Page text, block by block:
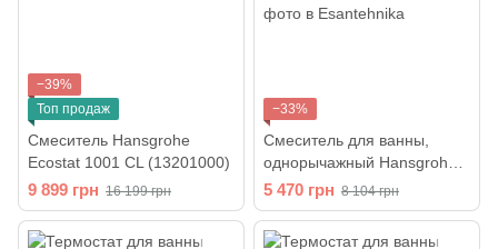
−39%
Топ продаж
Смеситель Hansgrohe
Ecostat 1001 CL (13201000)
9 899 грн 16 199 грн
−33%
Смеситель для ванны,
однорычажный Hansgrohe
Focus E2 (цвет - хром)
31940000
5 470 грн 8 104 грн